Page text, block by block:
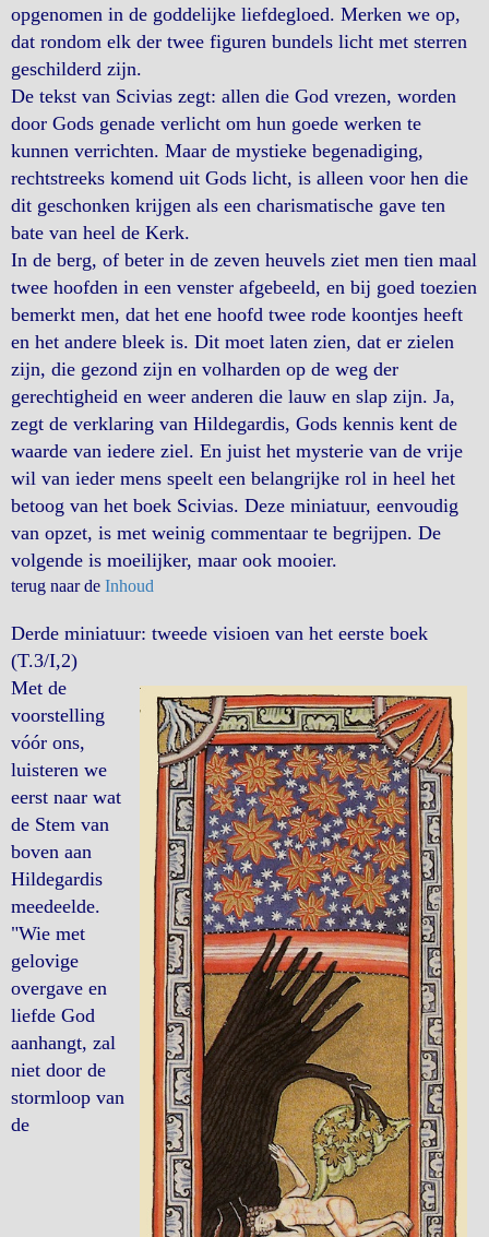
opgenomen in de goddelijke liefdegloed. Merken we op,
dat rondom elk der twee figuren bundels licht met sterren
geschilderd zijn.
De tekst van Scivias zegt: allen die God vrezen, worden
door Gods genade verlicht om hun goede werken te
kunnen verrichten. Maar de mystieke begenadiging,
rechtstreeks komend uit Gods licht, is alleen voor hen die
dit geschonken krijgen als een charismatische gave ten
bate van heel de Kerk.
In de berg, of beter in de zeven heuvels ziet men tien maal
twee hoofden in een venster afgebeeld, en bij goed toezien
bemerkt men, dat het ene hoofd twee rode koontjes heeft
en het andere bleek is. Dit moet laten zien, dat er zielen
zijn, die gezond zijn en volharden op de weg der
gerechtigheid en weer anderen die lauw en slap zijn. Ja,
zegt de verklaring van Hildegardis, Gods kennis kent de
waarde van iedere ziel. En juist het mysterie van de vrije
wil van ieder mens speelt een belangrijke rol in heel het
betoog van het boek Scivias. Deze miniatuur, eenvoudig
van opzet, is met weinig commentaar te begrijpen. De
volgende is moeilijker, maar ook mooier.
terug naar de Inhoud
Derde miniatuur: tweede visioen van het eerste boek
(T.3/I,2)
Met de
voorstelling
vóór ons,
luisteren we
eerst naar wat
de Stem van
boven aan
Hildegardis
meedeelde.
"Wie met
gelovige
overgave en
liefde God
aanhangt, zal
niet door de
stormloop van
de